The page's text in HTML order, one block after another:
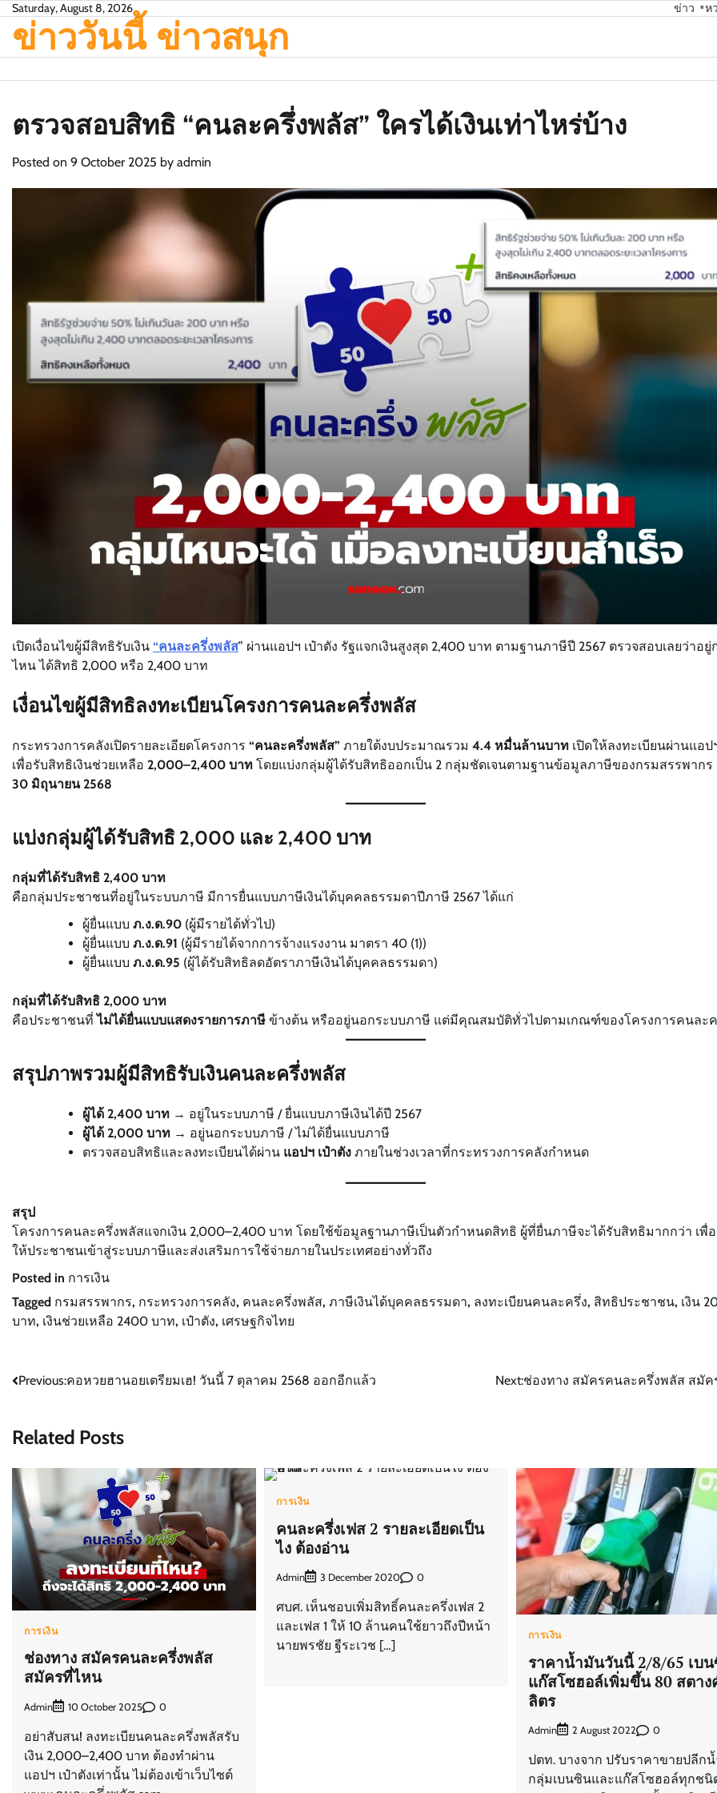
Skip
content
Saturday, August 8, 2026 ข่าว ห
ข่าววันนี้ ข่าวสนุก
ตรวจสอบสิทธิ “คนละครึ่งพลัส” ใครได้เงินเท่าไหร่บ้าง
Posted on 9 October 2025 by admin
เปิดเงื่อนไขผู้มีสิทธิรับเงิน “คนละครึ่งพลัส” ผ่านแอปฯ เป๋าตัง รัฐแจกเงินสูงสุด 2,400 บาท ตามฐานภาษีปี 2567 ตรวจสอบเลยว่าอยู่
ไหน ได้สิทธิ 2,000 หรือ 2,400 บาท
เงื่อนไขผู้มีสิทธิลงทะเบียนโครงการคนละครึ่งพลัส
กระทรวงการคลังเปิดรายละเอียดโครงการ “คนละครึ่งพลัส” ภายใต้งบประมาณรวม 4.4 หมื่นล้านบาท เปิดให้ลงทะเบียนผ่านแอป
เพื่อรับสิทธิเงินช่วยเหลือ 2,000–2,400 บาท โดยแบ่งกลุ่มผู้ได้รับสิทธิออกเป็น 2 กลุ่มชัดเจนตามฐานข้อมูลภาษีของกรมสรรพาก
30 มิถุนายน 2568
แบ่งกลุ่มผู้ได้รับสิทธิ 2,000 และ 2,400 บาท
กลุ่มที่ได้รับสิทธิ 2,400 บาท
คือกลุ่มประชาชนที่อยู่ในระบบภาษี มีการยื่นแบบภาษีเงินได้บุคคลธรรมดาปีภาษี 2567 ได้แก่
ผู้ยื่นแบบ ภ.ง.ด.90 (ผู้มีรายได้ทั่วไป)
ผู้ยื่นแบบ ภ.ง.ด.91 (ผู้มีรายได้จากการจ้างแรงงาน มาตรา 40 (1))
ผู้ยื่นแบบ ภ.ง.ด.95 (ผู้ได้รับสิทธิลดอัตราภาษีเงินได้บุคคลธรรมดา)
กลุ่มที่ได้รับสิทธิ 2,000 บาท
คือประชาชนที่ไม่ได้ยื่นแบบแสดงรายการภาษี ข้างต้น หรืออยู่นอกระบบภาษี แต่มีคุณสมบัติทั่วไปตามเกณฑ์ของโครงการคนละ
สรุปภาพรวมผู้มีสิทธิรับเงินคนละครึ่งพลัส
ผู้ได้ 2,400 บาท → อยู่ในระบบภาษี / ยื่นแบบภาษีเงินได้ปี 2567
ผู้ได้ 2,000 บาท → อยู่นอกระบบภาษี / ไม่ได้ยื่นแบบภาษี
ตรวจสอบสิทธิและลงทะเบียนได้ผ่าน แอปฯ เป๋าตัง ภายในช่วงเวลาที่กระทรวงการคลังกำหนด
สรุป
โครงการคนละครึ่งพลัสแจกเงิน 2,000–2,400 บาท โดยใช้ข้อมูลฐานภาษีเป็นตัวกำหนดสิทธิ ผู้ที่ยื่นภาษีจะได้รับสิทธิมากกว่า เพื่
ให้ประชาชนเข้าสู่ระบบภาษีและส่งเสริมการใช้จ่ายภายในประเทศอย่างทั่วถึง
Posted in การเงิน
Tagged กรมสรรพากร, กระทรวงการคลัง, คนละครึ่งพลัส, ภาษีเงินได้บุคคลธรรมดา, ลงทะเบียนคนละครึ่ง, สิทธิประชาชน, เงิน
บาท, เงินช่วยเหลือ 2400 บาท, เป๋าตัง, เศรษฐกิจไทย
Post
Previous:คอหวยฮานอยเตรียมเฮ! วันนี้ 7 ตุลาคม 2568 ออกอีกแล้ว Next:ช่องทาง สมัครคนละครึ่งพลัส สมั
Related Posts
การเงิน
ช่องทาง สมัครคนละครึ่งพลัส
สมัครที่ไหน
Admin 10 October 2025 0
อย่าสับสน! ลงทะเบียนคนละครึ่งพลัสรับ
เงิน 2,000–2,400 บาท ต้องทำผ่าน
แอปฯ เป๋าตังเท่านั้น ไม่ต้องเข้าเว็บไซต์
การเงิน
คนละครึ่งเฟส 2 รายละเอียดเป็น
ไง ต้องอ่าน
Admin 3 December 2020 0
ศบศ. เห็นชอบเพิ่มสิทธิ์คนละครึ่งเฟส 2
และเฟส 1 ให้ 10 ล้านคนใช้ยาวถึงปีหน้า
นายพรชัย ฐีระเวช […]
การเงิน
ราคาน้ำมันวันนี้ 2/8/65 เบ
แก๊สโซฮอล์เพิ่มขึ้น 80 สตาง
ลิตร
Admin 2 August 2022 0
ปตท. บางจาก ปรับราคาขายปลีก
กลุ่มเบนซินและแก๊สโซฮอล์ทุกช